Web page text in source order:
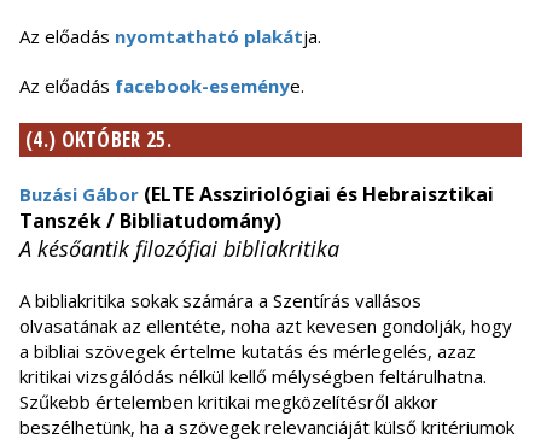
Az előadás nyomtatható plakátja.
Az előadás facebook-eseménye.
(4.) OKTÓBER 25.
Buzási Gábor (ELTE Assziriológiai és Hebraisztikai
Tanszék / Bibliatudomány)
A későantik filozófiai bibliakritika
A bibliakritika sokak számára a Szentírás vallásos
olvasatának az ellentéte, noha azt kevesen gondolják, hogy
a bibliai szövegek értelme kutatás és mérlegelés, azaz
kritikai vizsgálódás nélkül kellő mélységben feltárulhatna.
Szűkebb értelemben kritikai megközelítésről akkor
beszélhetünk, ha a szövegek relevanciáját külső kritériumok